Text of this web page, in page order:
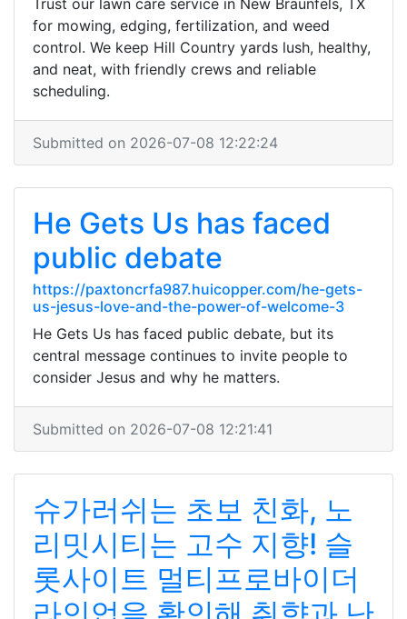
Trust our lawn care service in New Braunfels, TX
for mowing, edging, fertilization, and weed
control. We keep Hill Country yards lush, healthy,
and neat, with friendly crews and reliable
scheduling.
Submitted on 2026-07-08 12:22:24
He Gets Us has faced
public debate
https://paxtoncrfa987.huicopper.com/he-gets-
us-jesus-love-and-the-power-of-welcome-3
He Gets Us has faced public debate, but its
central message continues to invite people to
consider Jesus and why he matters.
Submitted on 2026-07-08 12:21:41
슈가러쉬는 초보 친화, 노
리밋시티는 고수 지향! 슬
롯사이트 멀티프로바이더